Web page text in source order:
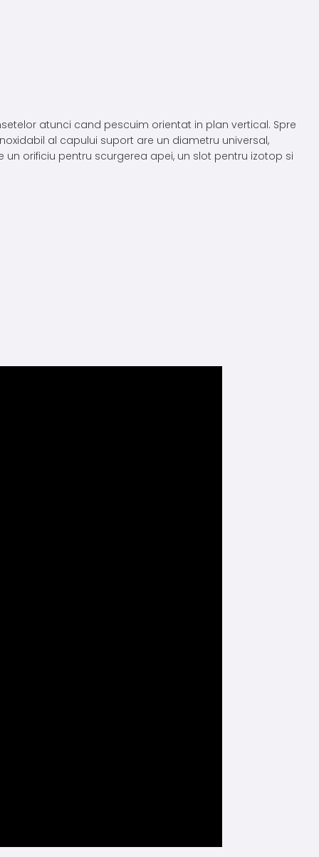
atunci cand pescuim orientat in plan vertical. Spre
al capului suport are un diametru universal,
orificiu pentru scurgerea apei, un slot pentru izotop si